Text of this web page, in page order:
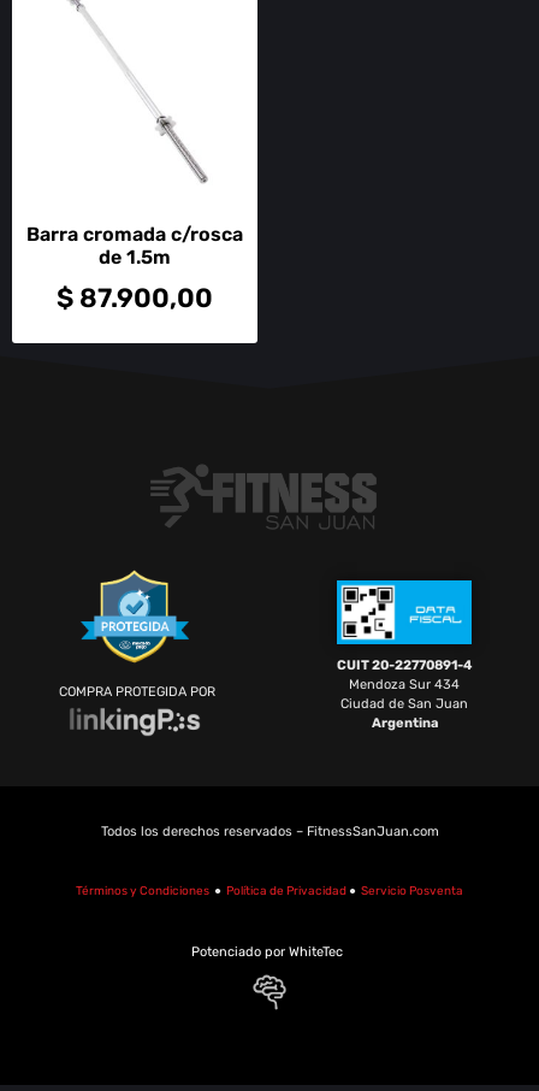
Barra cromada c/rosca
de 1.5m
$ 87.900,00
COMPRA PROTEGIDA POR
CUIT 20-22770891-4
Mendoza Sur 434
Ciudad de San Juan
Argentina
Todos los derechos reservados – FitnessSanJuan.com
Términos y Condiciones ● Política de Privacidad ● Servicio Posventa
Potenciado por WhiteTec